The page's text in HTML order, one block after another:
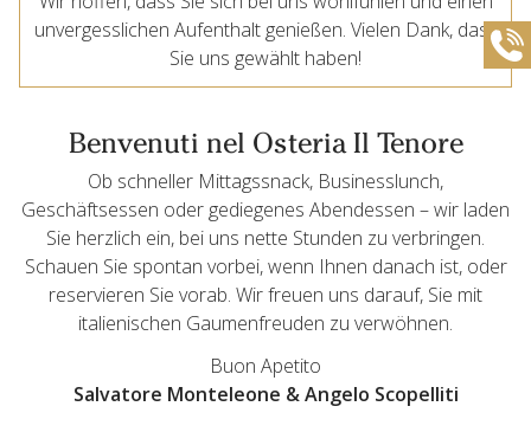
unvergesslichen Aufenthalt genießen. Vielen Dank, dass
Sie uns gewählt haben!
Benvenuti nel Osteria Il Tenore
Ob schneller Mittagssnack, Businesslunch,
Geschäftsessen oder gediegenes Abendessen – wir laden
Sie herzlich ein, bei uns nette Stunden zu verbringen.
Schauen Sie spontan vorbei, wenn Ihnen danach ist, oder
reservieren Sie vorab. Wir freuen uns darauf, Sie mit
italienischen Gaumenfreuden zu verwöhnen.
Buon Apetito
Salvatore Monteleone & Angelo Scopelliti